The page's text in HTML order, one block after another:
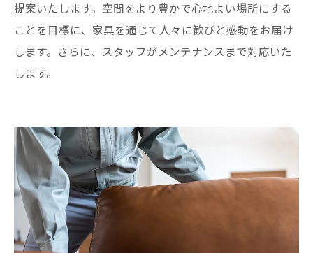
提案いたします。空間をより豊かで心地よい場所にする
ことを目標に、家具を通じて人々に歓びと感動をお届け
します。さらに、スタッフがメンテナンスまで対応いた
します。